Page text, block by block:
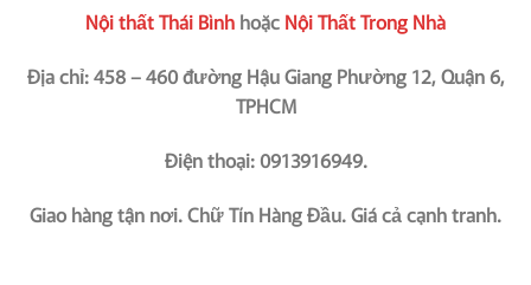
Nội thất Thái Bình hoặc Nội Thất Trong Nhà
Địa chỉ: 458 – 460 đường Hậu Giang Phường 12, Quận 6,
TPHCM
Điện thoại: 0913916949.
Giao hàng tận nơi. Chữ Tín Hàng Đầu. Giá cả cạnh tranh.